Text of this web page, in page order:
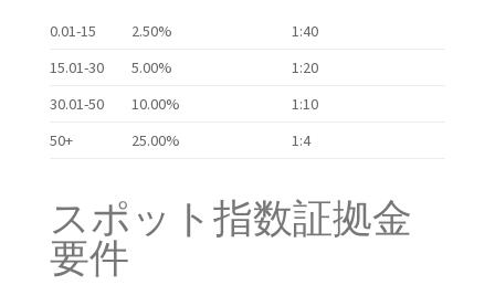
0.01-15 2.50%
1:40
15.01-30
5.00%
1:20
30.01-50
10.00%
1:10
50+
25.00% 1:4
スポット指数証拠金
要件